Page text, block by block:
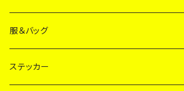
服＆バッグ
ステッカー